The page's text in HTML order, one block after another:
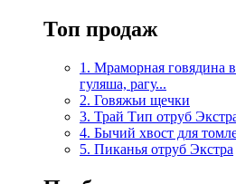
Топ продаж
1. Мраморная говядина
гуляша, рагу...
2. Говяжьи щечки
3. Трай Тип отруб
4. Бычий хвост для
5. Пиканья отруб Экстра